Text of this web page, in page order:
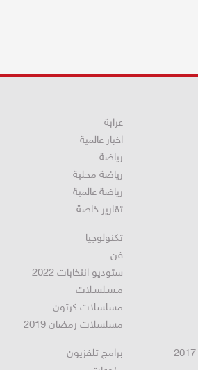
عرابة
اخبار عالمية
رياضة
رياضة محلية
رياضة عالمية
تقارير خاصة
تكنولوجيا
فن
ستوديو انتخابات 2022
مـسـلسـلات
مسلسلات كرتون
مسلسلات رمضان 2019
برامج تلفزيون